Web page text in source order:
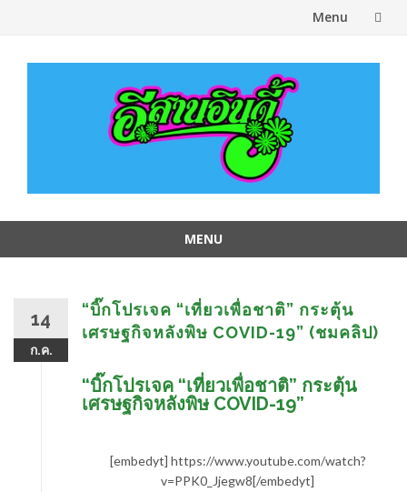
Menu
MENU
14
ก.ค.
“บิ๊กโปรเจค “เที่ยวเพื่อชาติ” กระตุ้น
เศรษฐกิจหลังพิษ COVID-19” (ชมคลิป)
“บิ๊กโปรเจค “เที่ยวเพื่อชาติ” กระตุ้น
เศรษฐกิจหลังพิษ COVID-19”
[embedyt] https://www.youtube.com/watch?
v=PPK0_Jjegw8[/embedyt]